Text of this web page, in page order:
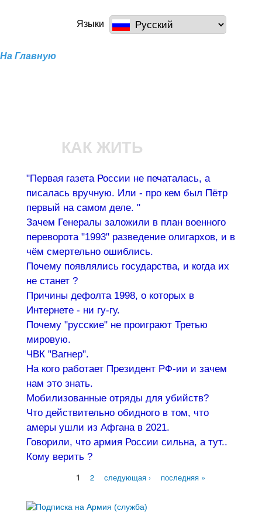
основному
содержанию
a100z.comЯзыки
На Главную
КАК ЖИТЬ
"Первая газета России не печаталась, а
писалась вручную. Или - про кем был Пётр
первый на самом деле. "
Зачем Генералы заложили в план военного
переворота "1993" разведение олигархов, и в
чём смертельно ошиблись.
Почему появлялись государства, и когда их
не станет ?
Причины дефолта 1998, о которых в
Интернете - ни гу-гу.
Почему "русские" не проиграют Третью
мировую.
ЧВК "Вагнер".
На кого работает Президент РФ-ии и зачем
нам это знать.
Мобилизованные отряды для убийств?
Что действительно обидного в том, что
амеры ушли из Афгана в 2021.
Говорили, что армия России сильна, а тут..
Кому верить ?
Страницы
1 2 следующая › последняя »